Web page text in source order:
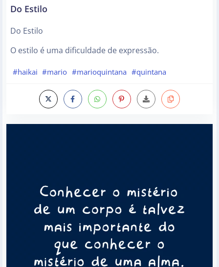
Do Estilo
Do Estilo
O estilo é uma dificuldade de expressão.
#haikai #mario #marioquintana #quintana